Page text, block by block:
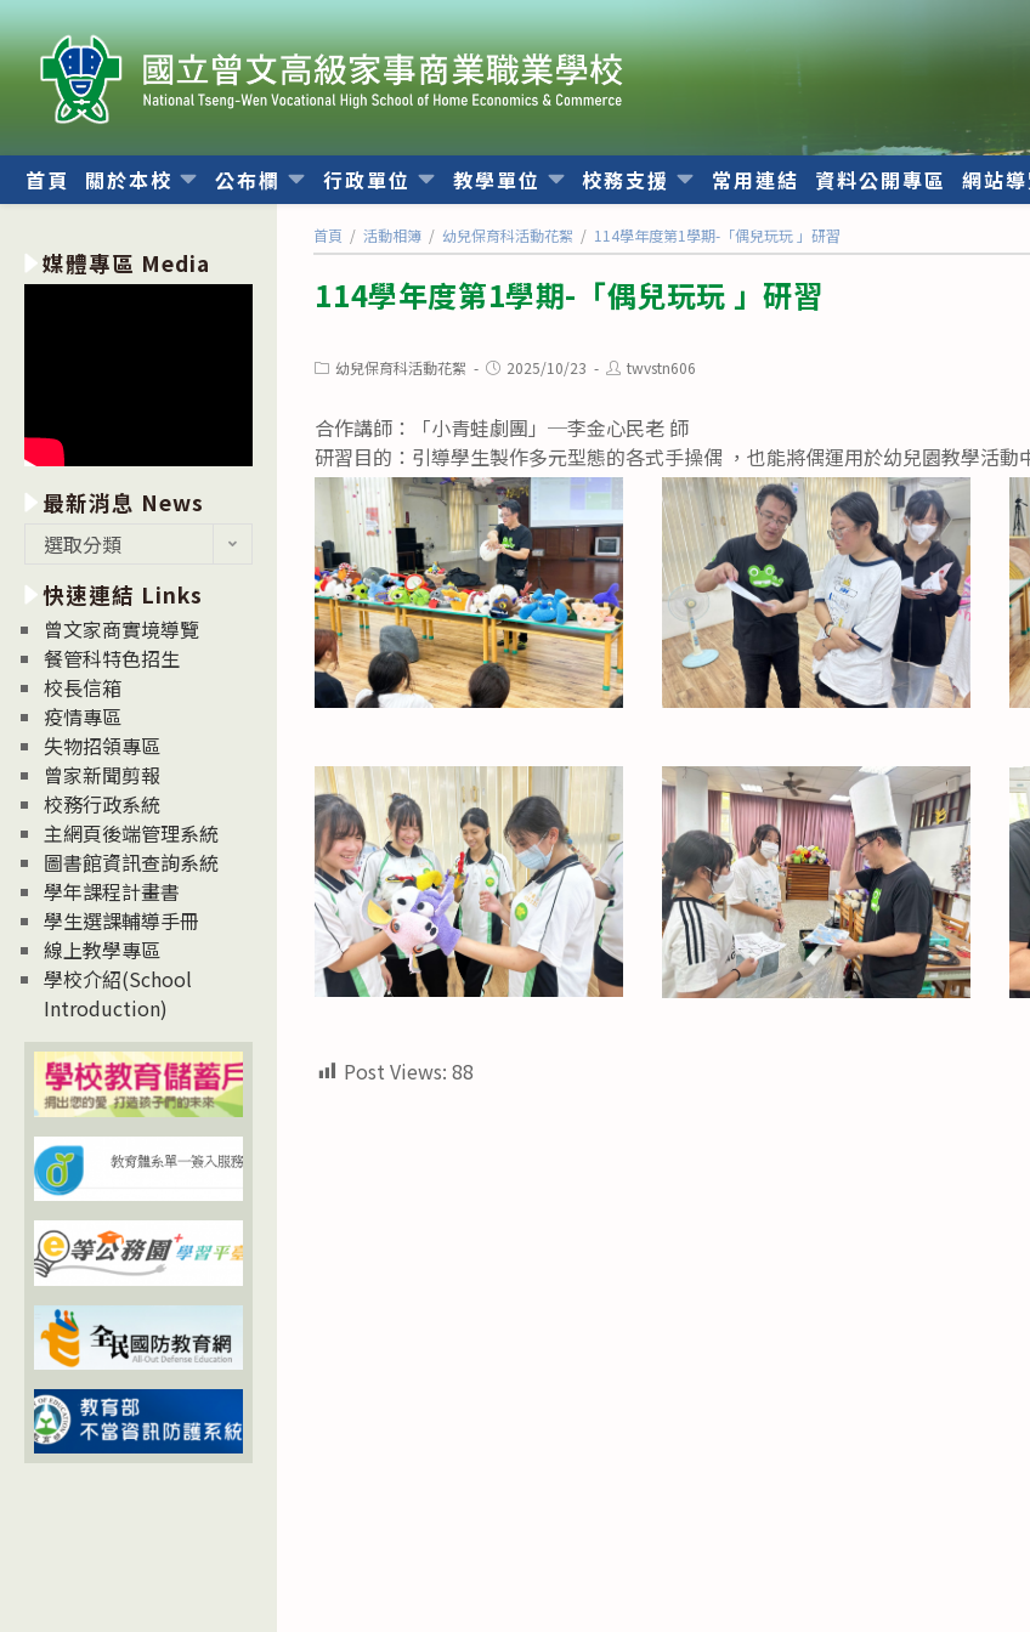
跳
轉
至
內
首頁 關於本校 公布欄 行政單位 教學單位 校務支援 常用連結 資料公開專區 網站
首頁 / 活動相簿 / 幼兒保育科活動花絮 / 114學年度第1學期-「偶兒玩玩 」研習
114學年度第1學期-「偶兒玩玩 」研習
Post幼兒保育科活動花絮
Post2025/10/23
Posttwvstn606
合作講師：「小青蛙劇團」─李金心民老 師
研習目的：引導學生製作多元型態的各式手操偶 ，也能將偶運用於幼兒園教學活動
Post Views: 88
媒體專區 Media
最新消息 News
消
息
News
選取分類
快速連結 Links
曾文家商實境導覽
餐管科特色招生
校長信箱
疫情專區
失物招領專區
曾家新聞剪報
校務行政系統
主網頁後端管理系統
圖書館資訊查詢系統
學年課程計畫書
學生選課輔導手冊
線上教學專區
學校介紹(School
Introduction)